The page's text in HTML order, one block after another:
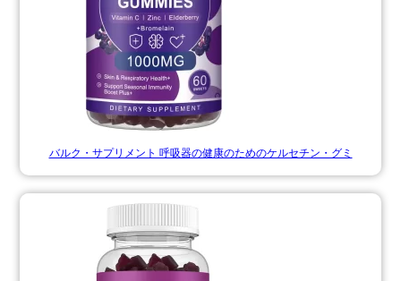
バルク・サプリメント 呼吸器の健康のためのケルセチン・グミ